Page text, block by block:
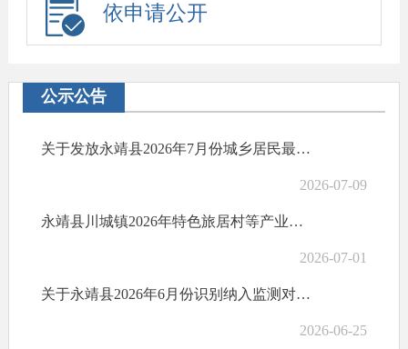
依申请公开
公示公告
关于发放永靖县2026年7月份城乡居民最低生活保障金的公示
2026-07-09
永靖县川城镇2026年特色旅居村等产业川城村至汪家村农村道路以工代赈项目
2026-07-01
关于永靖县2026年6月份识别纳入监测对象公告
2026-06-25